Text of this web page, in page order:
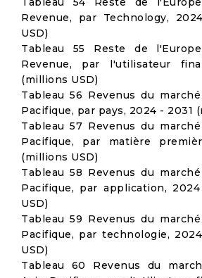
Revenue, par Technology,
USD)
Tableau 55 Reste de
Revenue, par l'utilisateur
(millions USD)
Tableau 56 Revenus du
Pacifique, par pays, 2024 - 2031
Tableau 57 Revenus du
Pacifique, par matière
(millions USD)
Tableau 58 Revenus du
Pacifique, par application,
USD)
Tableau 59 Revenus du
Pacifique, par technologie,
USD)
Tableau 60 Revenus du